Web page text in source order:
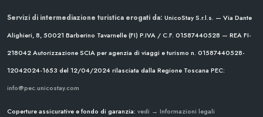
Servizi di intermediazione turistica erogati da: UnicoStay S.r.l.s. — Via Dante
Alighieri, 8, 50021 Barberino Tavarnelle (FI) P.IVA / C.F. 01587440528 — REA FI-
218042Autorizzazione SCIA per agenzia di viaggi e turismo n. 01587440528-
12042024-1653 del 12/04/2024rilasciata dalla Regione Toscana PEC:
info@pec.unicostay.com
Coperture assicurative e fondo di garanzia: vedi → Informazioni legali